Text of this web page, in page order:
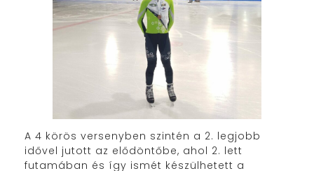
A 4 körös versenyben szintén a 2. legjobb
idővel jutott az elődöntőbe, ahol 2. lett
futamában és így ismét készülhetett a